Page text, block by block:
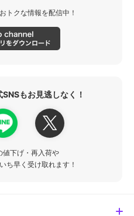
トクな情報を配信中！
もお見逃しなく！
値下げ・再入荷や
ち早く受け取れます！